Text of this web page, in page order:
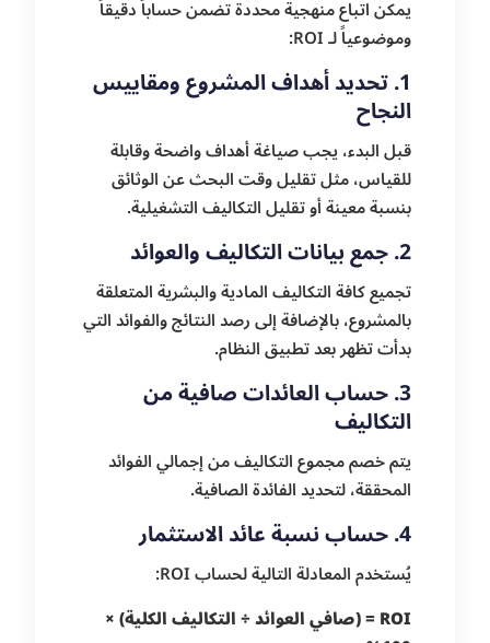
يمكن اتباع منهجية محددة تضمن حساباً دقيقاً
وموضوعياً لـ ROI:
1. تحديد أهداف المشروع ومقاييس
النجاح
قبل البدء، يجب صياغة أهداف واضحة وقابلة
للقياس، مثل تقليل وقت البحث عن الوثائق
بنسبة معينة أو تقليل التكاليف التشغيلية.
2. جمع بيانات التكاليف والعوائد
تجميع كافة التكاليف المادية والبشرية المتعلقة
بالمشروع، بالإضافة إلى رصد النتائج والفوائد التي
بدأت تظهر بعد تطبيق النظام.
3. حساب العائدات صافية من
التكاليف
يتم خصم مجموع التكاليف من إجمالي الفوائد
المحققة، لتحديد الفائدة الصافية.
4. حساب نسبة عائد الاستثمار
يُستخدم المعادلة التالية لحساب ROI:
ROI = (صافي العوائد ÷ التكاليف الكلية) ×